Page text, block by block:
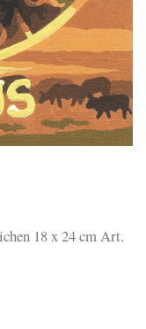
18 x 24 cm Art.